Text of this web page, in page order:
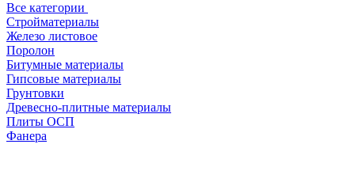
Все категории
Стройматериалы
Железо листовое
Поролон
Битумные материалы
Гипсовые материалы
Грунтовки
Древесно-плитные материалы
Плиты ОСП
Фанера